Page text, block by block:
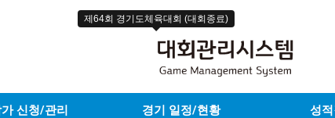
제64회 경기도체육대회 (대회종료)
신청/관리 경기 일정/현황 성